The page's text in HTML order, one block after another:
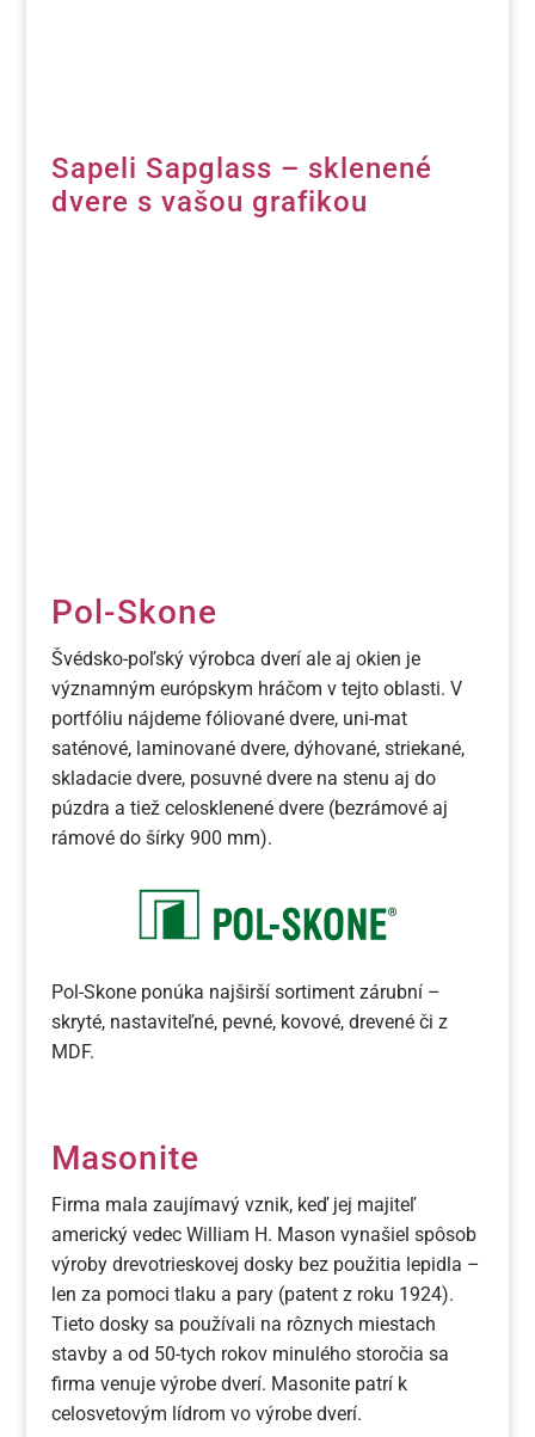
Sapeli Sapglass – sklenené
dvere s vašou grafikou
Pol-Skone
Švédsko-poľský výrobca dverí ale aj okien je
významným európskym hráčom v tejto oblasti. V
portfóliu nájdeme fóliované dvere, uni-mat
saténové, laminované dvere, dýhované, striekané,
skladacie dvere, posuvné dvere na stenu aj do
púzdra a tiež celosklenené dvere (bezrámové aj
rámové do šírky 900 mm).
Pol-Skone ponúka najširší sortiment zárubní –
skryté, nastaviteľné, pevné, kovové, drevené či z
MDF.
Masonite
Firma mala zaujímavý vznik, keď jej majiteľ
americký vedec William H. Mason vynašiel spôsob
výroby drevotrieskovej dosky bez použitia lepidla –
len za pomoci tlaku a pary (patent z roku 1924).
Tieto dosky sa používali na rôznych miestach
stavby a od 50-tych rokov minulého storočia sa
firma venuje výrobe dverí. Masonite patrí k
celosvetovým lídrom vo výrobe dverí.